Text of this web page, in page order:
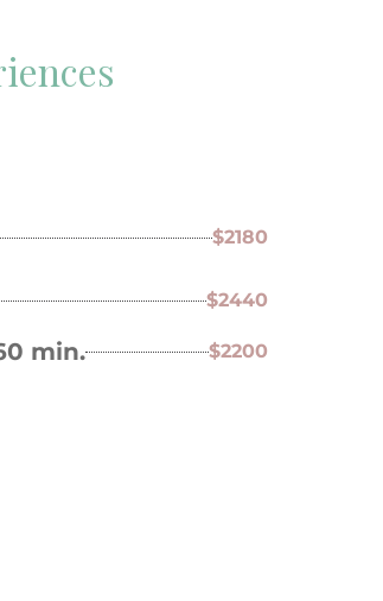
$2180
$2440
min. $2200